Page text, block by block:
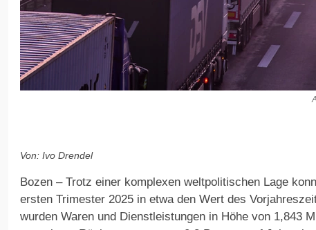
Von: Ivo Drendel
Bozen – Trotz einer komplexen weltpolitischen Lage
ersten Trimester 2025 in etwa den Wert des
wurden Waren und Dienstleistungen in Höhe von 1,843